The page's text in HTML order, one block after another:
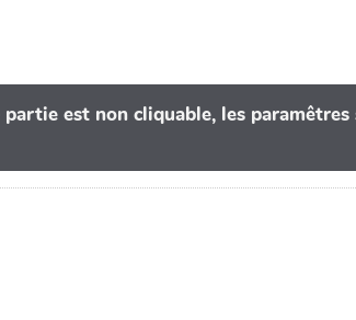
est non cliquable, les paramêtres